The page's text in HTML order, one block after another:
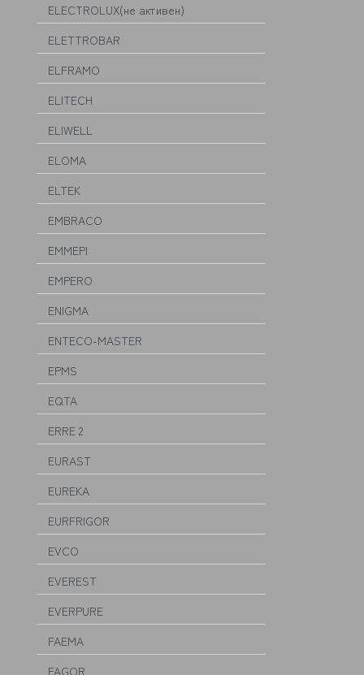
ELECTROLUX(не активен)
ELETTROBAR
ELFRAMO
ELITECH
ELIWELL
ELOMA
ELTEK
EMBRACO
EMMEPI
EMPERO
ENIGMA
ENTECO-MASTER
EPMS
EQTA
ERRE 2
EURAST
EUREKA
EURFRIGOR
EVCO
EVEREST
EVERPURE
FAEMA
FAGOR